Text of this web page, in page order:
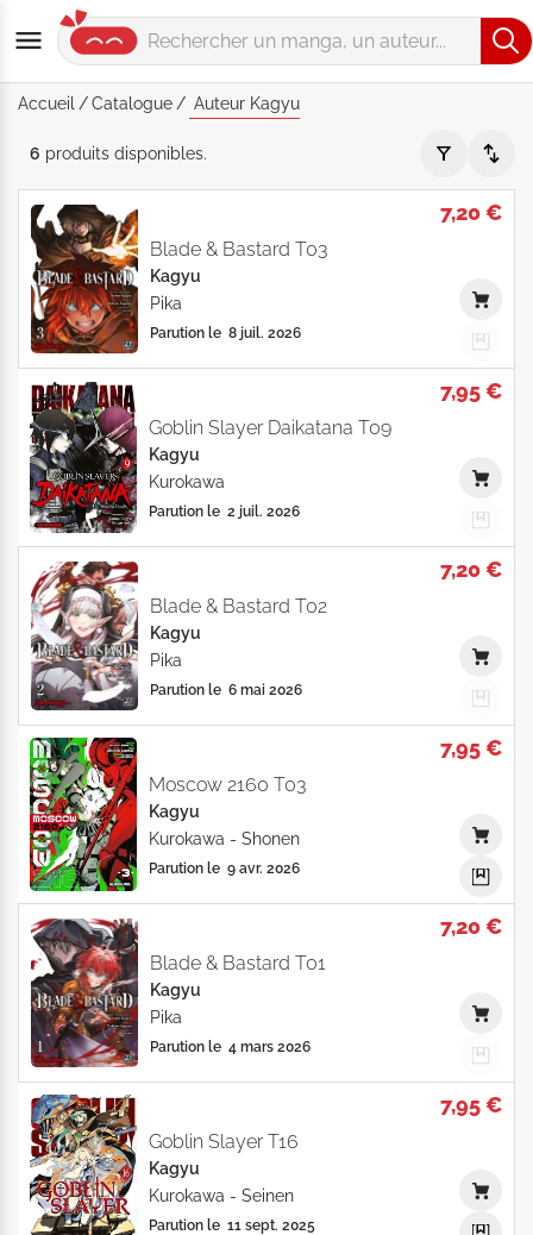
Accueil Catalogue Auteur Kagyu
Auteur "Kagyu" - Par Date de parution - Catalogue produits
6 produits disponibles.
7,20 €
Blade & Bastard T03
Kagyu
Pika
Parution le 8 juil. 2026
7,95 €
Goblin Slayer Daikatana T09
Kagyu
Kurokawa
Parution le 2 juil. 2026
7,20 €
Blade & Bastard T02
Kagyu
Pika
Parution le 6 mai 2026
7,95 €
Moscow 2160 T03
Kagyu
Kurokawa - Shonen
Parution le 9 avr. 2026
7,20 €
Blade & Bastard T01
Kagyu
Pika
Parution le 4 mars 2026
7,95 €
Goblin Slayer T16
Kagyu
Kurokawa - Seinen
Parution le 11 sept. 2025